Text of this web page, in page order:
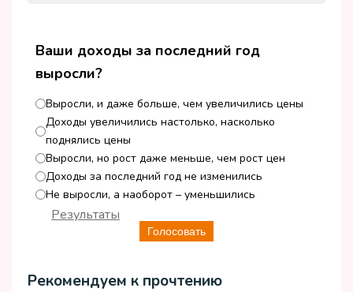
Ваши доходы за последний год
выросли?
Выросли, и даже больше, чем увеличились цены
Доходы увеличились настолько, насколько
поднялись цены
Выросли, но рост даже меньше, чем рост цен
Доходы за последний год не изменились
Не выросли, а наоборот – уменьшились
Голосовать
Результаты
Рекомендуем к прочтению